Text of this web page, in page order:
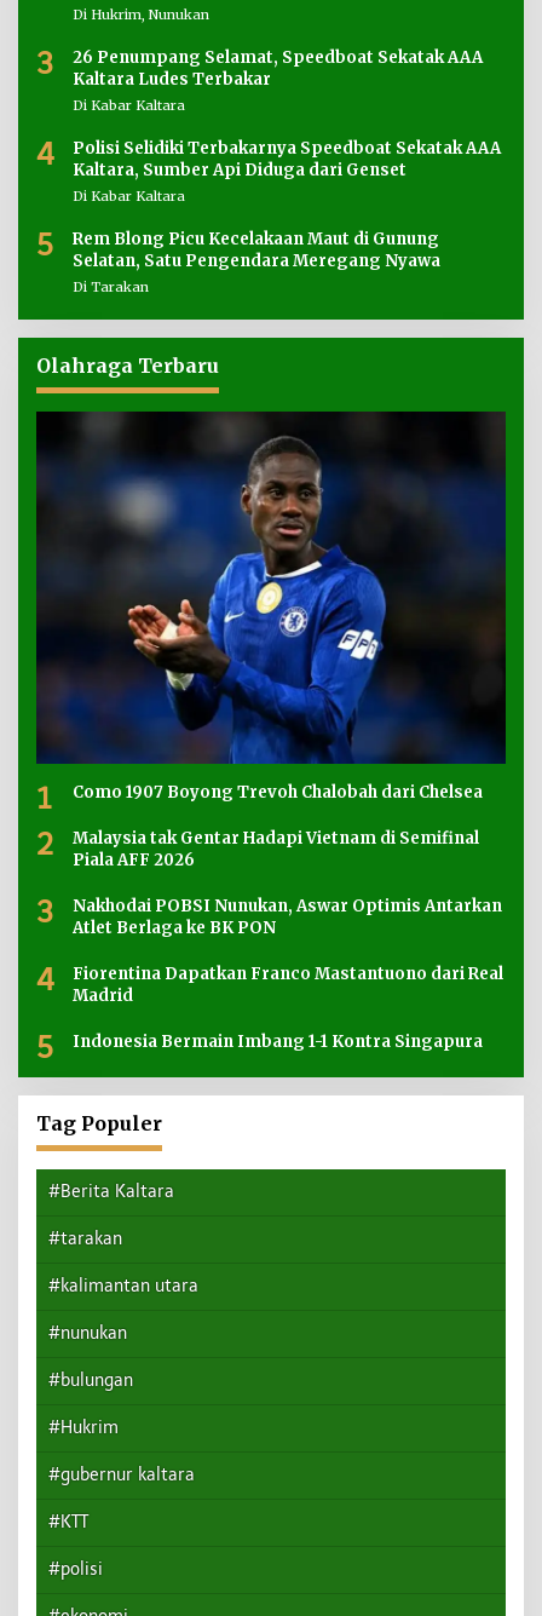
Di Hukrim, Nunukan
3
26 Penumpang Selamat, Speedboat Sekatak AAA
Kaltara Ludes Terbakar
Di Kabar Kaltara
4
Polisi Selidiki Terbakarnya Speedboat Sekatak AAA
Kaltara, Sumber Api Diduga dari Genset
Di Kabar Kaltara
5
Rem Blong Picu Kecelakaan Maut di Gunung
Selatan, Satu Pengendara Meregang Nyawa
Di Tarakan
Olahraga Terbaru
1 Como 1907 Boyong Trevoh Chalobah dari Chelsea
2
Malaysia tak Gentar Hadapi Vietnam di Semifinal
Piala AFF 2026
3
Nakhodai POBSI Nunukan, Aswar Optimis Antarkan
Atlet Berlaga ke BK PON
4
Fiorentina Dapatkan Franco Mastantuono dari Real
Madrid
5 Indonesia Bermain Imbang 1-1 Kontra Singapura
Tag Populer
#Berita Kaltara
#tarakan
#kalimantan utara
#nunukan
#bulungan
#Hukrim
#gubernur kaltara
#KTT
#polisi